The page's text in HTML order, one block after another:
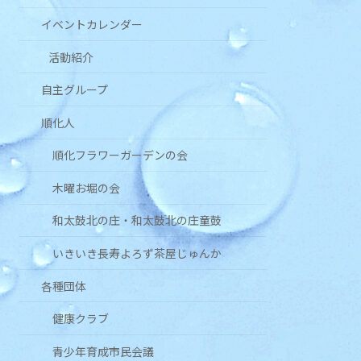
イベントカレンダー
活動紹介
自主グループ
順化人
順化フラワーガーデンの会
木曜お堀の会
和太鼓北の庄・和太鼓北の庄童鼓
いきいき長寿よろず茶屋じゅんか
各種団体
健康クラブ
青少年育成市民会議